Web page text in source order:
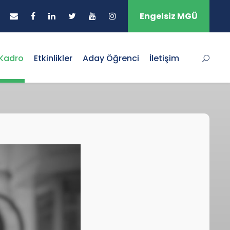
Engelsiz MGÜ
Etkinlikler Aday Öğrenci İletişim